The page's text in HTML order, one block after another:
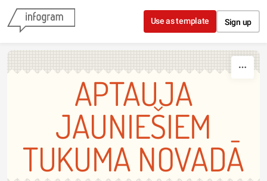
Skip to content
Use as template Sign up
APTAUJA
JAUNIEŠIEM
TUKUMA NOVADĀ